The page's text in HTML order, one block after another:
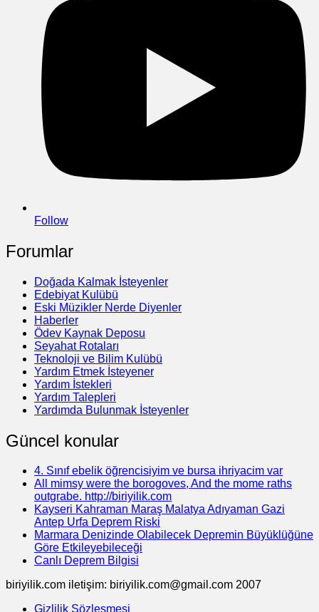
Follow
Forumlar
Doğada Kalmak İsteyenler
Edebiyat Kulübü
Eski Müzikler Nerde Diyenler
Haberler
Ödev Kaynak Deposu
Seyahat Rotaları
Teknoloji ve Bilim Kulübü
Yardım Etmek İsteyener
Yardım İstekleri
Yardım Talepleri
Yardımda Bulunmak İsteyenler
Güncel konular
4. Sınıf ebelik öğrencisiyim ve bursa ihriyacim var
All mimsy were the borogoves, And the mome raths
outgrabe. http://biriyilik.com
Kayseri Kahraman Maraş Malatya Adıyaman Gazi
Antep Urfa Deprem Riski
Marmara Denizinde Olabilecek Depremin Büyüklüğüne
Göre Etkileyebileceği
Canlı Deprem Bilgisi
biriyilik.com iletişim: biriyilik.com@gmail.com 2007
Gizlilik Sözleşmesi